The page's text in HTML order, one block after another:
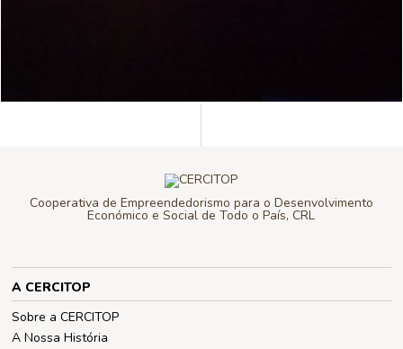
Cooperativa de Empreendedorismo para o Desenvolvimento
Económico e Social de Todo o País, CRL
A CERCITOP
Sobre a CERCITOP
A Nossa História